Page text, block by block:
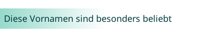
Diese Vornamen sind besonders beliebt